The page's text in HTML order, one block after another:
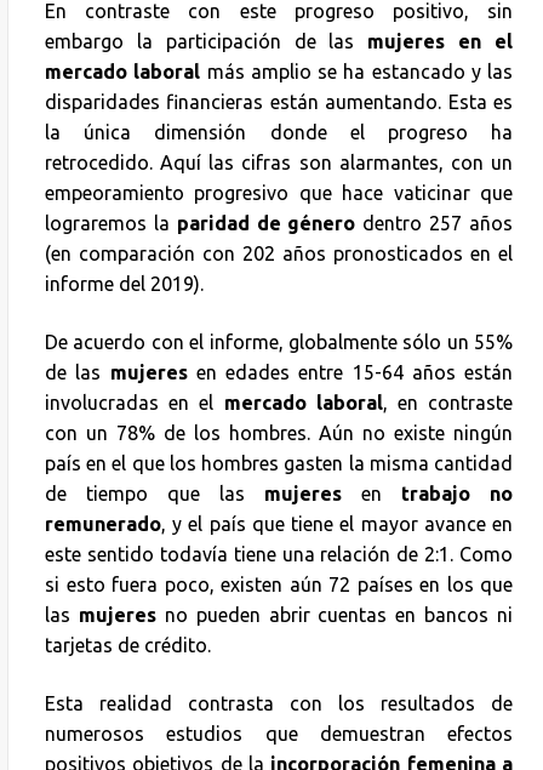
En contraste con este progreso positivo, sin
embargo la participación de las mujeres en el
mercado laboral más amplio se ha estancado y las
disparidades financieras están aumentando. Esta es
la única dimensión donde el progreso ha
retrocedido. Aquí las cifras son alarmantes, con un
empeoramiento progresivo que hace vaticinar que
lograremos la paridad de género dentro 257 años
(en comparación con 202 años pronosticados en el
informe del 2019).
De acuerdo con el informe, globalmente sólo un 55%
de las mujeresen edades entre 15-64 años están
involucradas en el mercado laboral, en contraste
con un 78% de los hombres. Aún no existe ningún
país en el que los hombres gasten la misma cantidad
de tiempo que las mujeres en trabajo no
remunerado, y el país que tiene el mayor avance en
este sentido todavía tiene una relación de 2:1. Como
si esto fuera poco, existen aún 72 países en los que
las mujeresno pueden abrir cuentas en bancos ni
tarjetas de crédito.
Esta realidad contrasta con los resultados de
numerosos estudios que demuestran efectos
positivos objetivos de la incorporación femenina a